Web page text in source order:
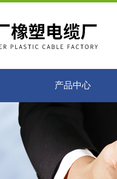
产品中心